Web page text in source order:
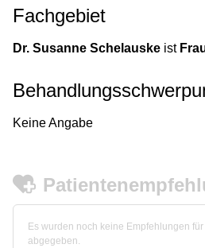
Fachgebiet
Dr. Susanne Schelauske ist
Keine Angabe
Es wurden noch keine Empfehlungen
abgegeben.